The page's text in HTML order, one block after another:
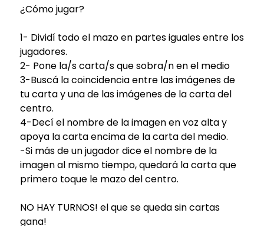
¿Cómo jugar?
1- Dividí todo el mazo en partes iguales entre los
jugadores.
2- Pone la/s carta/s que sobra/n en el medio
3-Buscá la coincidencia entre las imágenes de
tu carta y una de las imágenes de la carta del
centro.
4-Decí el nombre de la imagen en voz alta y
apoya la carta encima de la carta del medio.
-Si más de un jugador dice el nombre de la
imagen al mismo tiempo, quedará la carta que
primero toque le mazo del centro.
NO HAY TURNOS! el que se queda sin cartas
gana!